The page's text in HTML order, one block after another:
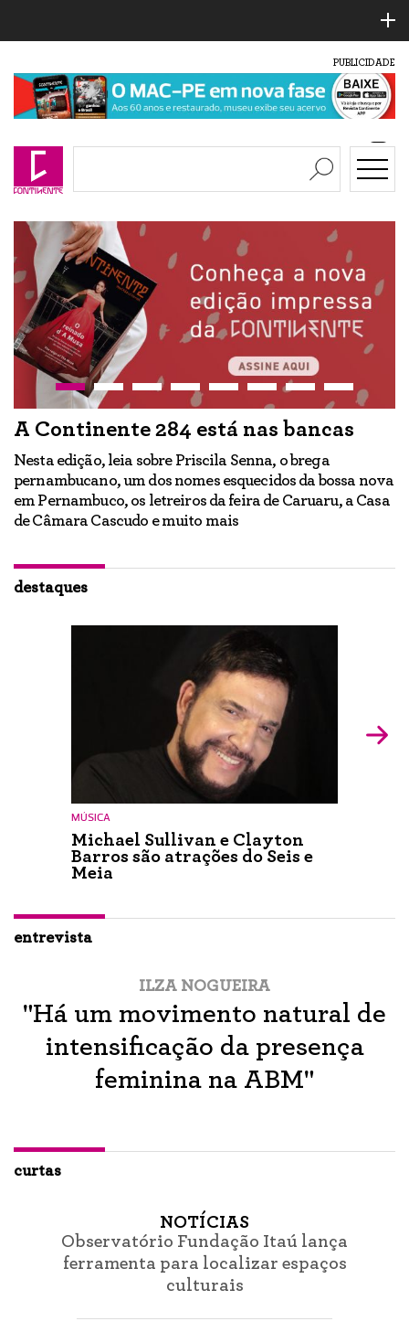
PUBLICIDADE
A Continente 284 está nas bancas
Nesta edição, leia sobre Priscila Senna, o brega
pernambucano, um dos nomes esquecidos da bossa nova
em Pernambuco, os letreiros da feira de Caruaru, a Casa
de Câmara Cascudo e muito mais
destaques
MÚSICA
Michael Sullivan e Clayton
Barros são atrações do Seis e
Meia
entrevista
ILZA NOGUEIRA
"Há um movimento natural de
intensificação da presença
feminina na ABM"
curtas
NOTÍCIAS
Observatório Fundação Itaú lança
ferramenta para localizar espaços
culturais